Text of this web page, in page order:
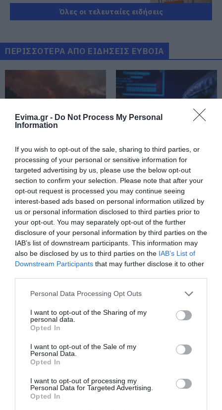
Evima.gr - Do Not Process My Personal
Information
If you wish to opt-out of the sale, sharing to third parties, or
processing of your personal or sensitive information for
targeted advertising by us, please use the below opt-out
section to confirm your selection. Please note that after your
opt-out request is processed you may continue seeing
interest-based ads based on personal information utilized by
us or personal information disclosed to third parties prior to
your opt-out. You may separately opt-out of the further
disclosure of your personal information by third parties on the
IAB’s list of downstream participants. This information may
also be disclosed by us to third parties on the IAB’s List of
Downstream Participants that may further disclose it to other
Please note that this website/app uses one or more Google
not limited to your visit or usage behaviour. You may click to
grant or deny consent to Google and its third-party tags to
use your data for below specified purposes in below Google
consent section.
Personal Data Processing Opt Outs
I want to opt-out of the Sharing of my
personal data.
Opted In
I want to opt-out of the Sale of my
Personal Data.
Opted In
I want to opt-out of processing my
Personal Data for Targeted Advertising.
Opted In
Δείτε τι έκανε Δήμος της Εύβοιας
07.08.2026 | 20:00
Μητέρα και γιος οι νεκροί από τη
φορτηγό
07.08.2026 | 19:40
Ράγισαν καρδιές στην Εύβοια: Το
τελευταίο «αντίο» στον 36χρονο
επιχειρηματία
07.08.2026 | 19:10
Νέο επίδομα 600 ευρώ για
σπουδαστές: Οι δικαιούχοι
07.08.2026 | 19:00
στα δικαστήρια για τις
07.08.2026 | 18:40
θαλάσσια εκδρομή για 57χρονο
τουρίστα
Βαρύ πένθος για τον εκπαιδευτικό
από την Εύβοια που έφυγε από τη
Όλες οι τελευταίες ειδήσεις
ΠΕΡΙΣΣΟΤΕΡΑ ΑΠΟ ΕΙΔΗΣΕΙΣ ΕΥΒΟΙΑ
Εύβοια: Ηχηρό μήνυμα
πέντε χρόνια μετά τη
μεγάλη καταστροφή
του 2021
Εύβοια: Γυναίκα έπεσε
θύμα διαδικτυακής
απάτης – Πλήρωσε για
τρακτέρ που δεν
παρέλαβε
Άνδρας ανασύρθηκε
από τη θάλασσα
προσλήψεις σε δήμο